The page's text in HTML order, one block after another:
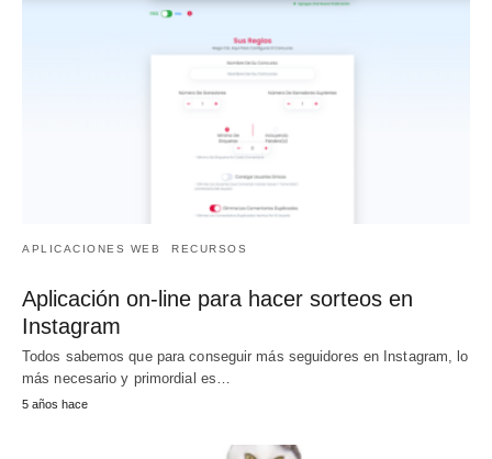
APLICACIONES WEB RECURSOS
Aplicación on-line para hacer sorteos en
Instagram
Todos sabemos que para conseguir más seguidores en Instagram, lo
más necesario y primordial es…
5 años hace